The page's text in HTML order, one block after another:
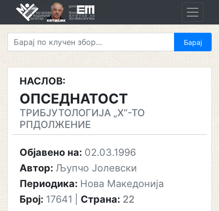
НАСЛОВ:
ОПСЕДНАТОСТ
ТРИБЈУТОЛОГИЈА „Х“-ТО
РПДОЛЖЕНИЕ
Објавено на: 02.03.1996
Автор: Љупчо Јолевски
Периодика: Нова Македонија
Број: 17641 Страна: 22